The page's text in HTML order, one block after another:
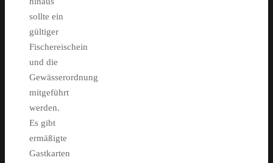
sollte ein
gültiger
Fischereischein
und die
Gewässerordnung
mitgeführt
werden.
Es gibt
ermäßigte
Gastkarten